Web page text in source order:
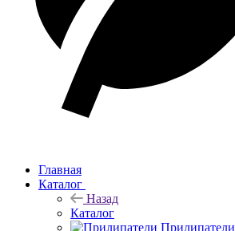
Главная
Каталог
Назад
Каталог
Прилипатели